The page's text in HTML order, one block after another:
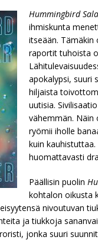
Hummingbird
ihmiskunta
itseään. Tämäkin
raportit tuhoista
apokalypsi, suuri
hiljaista
uutisia.
vähemmän. Näin
ryömii iholle
kuin
huomattavasti
Päällisin puolin
kohtalon oikusta
nivoutuvan
ja tiukkoja
jonka suuri